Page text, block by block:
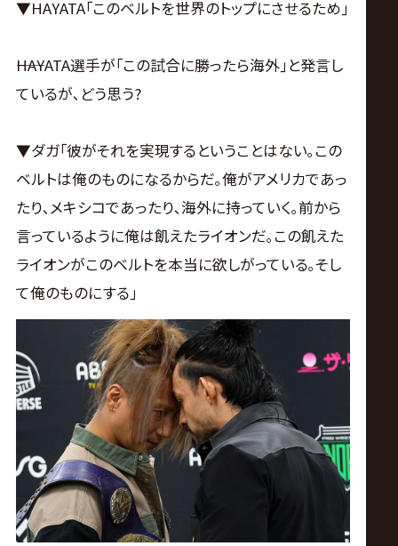
▼HAYATA｢このベルトを世界のトップにさせるため｣
――HAYATA選手が｢この試合に勝ったら海外｣と発言し
ているが､どう思う?
▼ダガ｢彼がそれを実現するということはない｡この
ベルトは俺のものになるからだ｡俺がアメリカであっ
たり､メキシコであったり､海外に持っていく｡前から
言っているように俺は飢えたライオンだ｡この飢えた
ライオンがこのベルトを本当に欲しがっている｡そし
て俺のものにする｣